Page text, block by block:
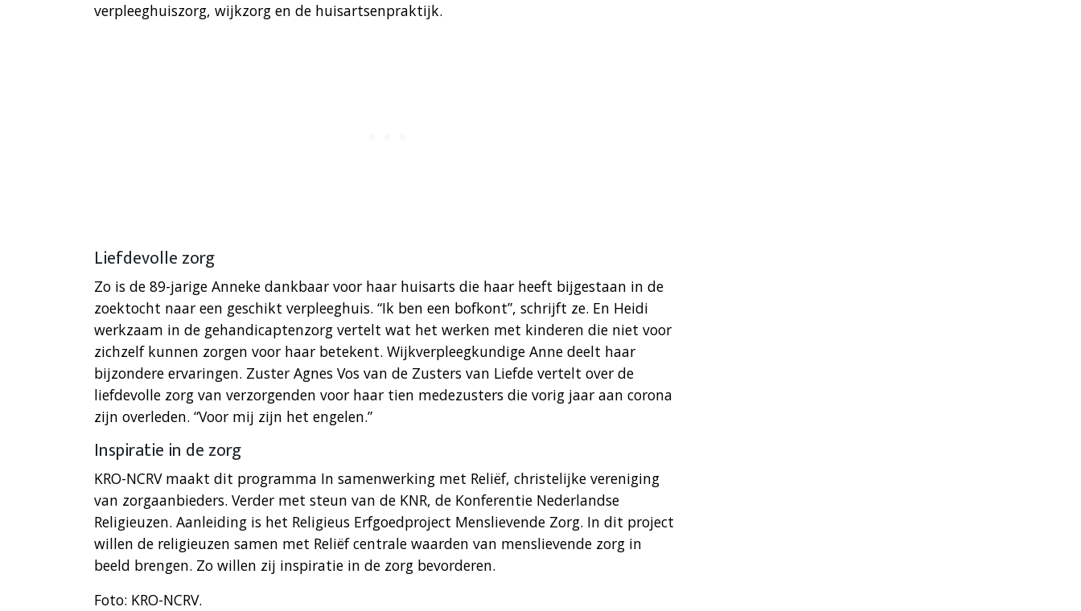
verpleeghuiszorg, wijkzorg en de huisartsenpraktijk.
Liefdevolle zorg
Zo is de 89-jarige Anneke dankbaar voor haar huisarts die haar heeft bijgestaan in de
zoektocht naar een geschikt verpleeghuis. “Ik ben een bofkont”, schrijft ze. En Heidi
werkzaam in de gehandicaptenzorg vertelt wat het werken met kinderen die niet voor
zichzelf kunnen zorgen voor haar betekent. Wijkverpleegkundige Anne deelt haar
bijzondere ervaringen. Zuster Agnes Vos van de Zusters van Liefde vertelt over de
liefdevolle zorg van verzorgenden voor haar tien medezusters die vorig jaar aan corona
zijn overleden. “Voor mij zijn het engelen.”
Inspiratie in de zorg
KRO-NCRV maakt dit programma In samenwerking met Reliëf, christelijke vereniging
van zorgaanbieders. Verder met steun van de KNR, de Konferentie Nederlandse
Religieuzen. Aanleiding is het Religieus Erfgoedproject Menslievende Zorg. In dit project
willen de religieuzen samen met Reliëf centrale waarden van menslievende zorg in
beeld brengen. Zo willen zij inspiratie in de zorg bevorderen.
Foto: KRO-NCRV.